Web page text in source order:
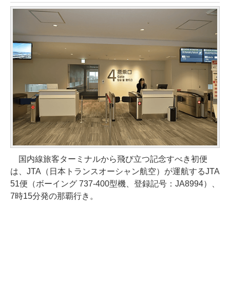
国内線旅客ターミナルから飛び立つ記念すべき初便
は、JTA（日本トランスオーシャン航空）が運航するJTA
51便（ボーイング 737-400型機、登録記号：JA8994）、
7時15分発の那覇行き。